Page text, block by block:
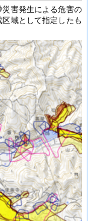
害発生による危害の
域として指定したも